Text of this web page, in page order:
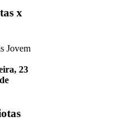
x
Jovem
23